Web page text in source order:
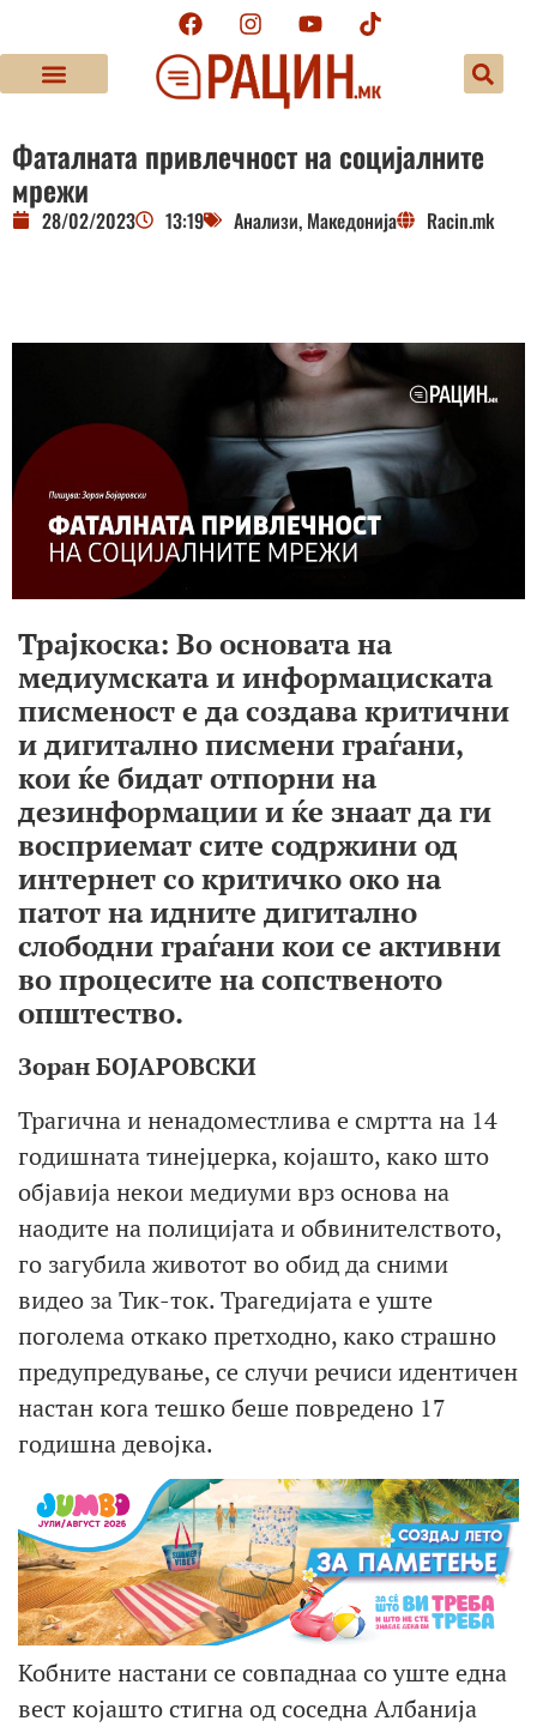
Фаталната привлечност на социјалните
мрежи
28/02/2023 13:19 Анализи, Македонија Racin.mk
Трајкоска: Во основата на
медиумската и информациската
писменост е да создава критични
и дигитално писмени граѓани,
кои ќе бидат отпорни на
дезинформации и ќе знаат да ги
восприемат сите содржини од
интернет со критичко око на
патот на идните дигитално
слободни граѓани кои се активни
во процесите на сопственото
општество.
Зоран БОЈАРОВСКИ
Трагична и ненадоместлива е смртта на 14
годишната тинејџерка, којашто, како што
објавија некои медиуми врз основа на
наодите на полицијата и обвинителството,
го загубила животот во обид да сними
видео за Тик-ток. Трагедијата е уште
поголема откако претходно, како страшно
предупредување, се случи речиси идентичен
настан кога тешко беше повредено 17
годишна девојка.
Кобните настани се совпаднаа со уште една
вест којашто стигна од соседна Албанија